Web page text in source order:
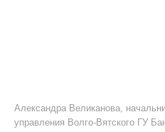
Александра Великанова,
управления Волго-Вятского ГУ